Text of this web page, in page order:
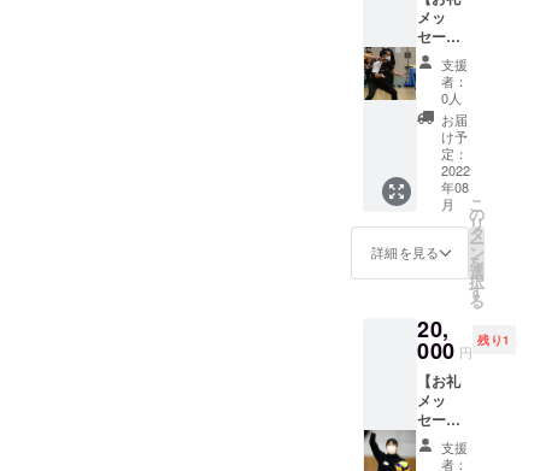
で送ら
せてい
ただき
ます。
メッ
セージ
動画
+2022
公式T
シャツ
（Desig
ned by
KOHEI
YANAG
ISWA）
WHITE
＋山本
講師サ
イン付
イベー
トTシャ
ツ】
支援
者：
0人
お届
け予
定：
2022
年08
月
詳細を見る
こ
の
リ
タ
ー
ン
を
選
択
す
る
20,
000 円
残り1
【お礼
メッ
セージ
動画+
2022公
支援
者：